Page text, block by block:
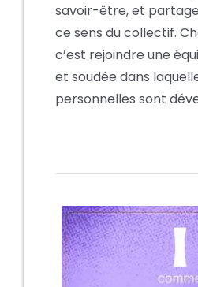
savoir-être, et
ce sens du collectif.
c’est rejoindre une
et soudée dans
personnelles sont